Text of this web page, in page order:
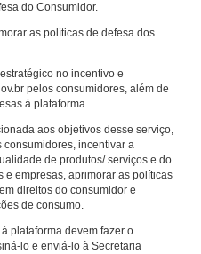
do Consumidor.
as políticas de defesa dos
no incentivo e
pelos consumidores, além de
à plataforma.
aos objetivos desse serviço,
incentivar a
de produtos/ serviços e do
empresas, aprimorar as políticas
direitos do consumidor e
de consumo.
plataforma devem fazer o
lo e enviá-lo à Secretaria